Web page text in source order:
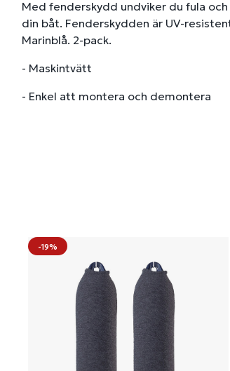
Med fenderskydd undviker du fula
din båt. Fenderskydden är UV-
Marinblå. 2-pack.
- Maskintvätt
- Enkel att montera och demontera
-19%